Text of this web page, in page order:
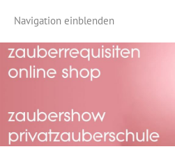
Navigation einblenden